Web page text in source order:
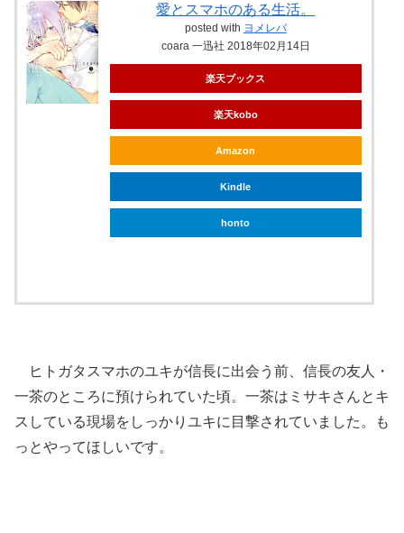
愛とスマホのある生活。
posted with ヨメレバ
coara 一迅社 2018年02月14日
楽天ブックス
楽天kobo
Amazon
Kindle
honto
ヒトガタスマホのユキが信長に出会う前、信長の友人・
一茶のところに預けられていた頃。一茶はミサキさんとキ
スしている現場をしっかりユキに目撃されていました。も
っとやってほしいです。